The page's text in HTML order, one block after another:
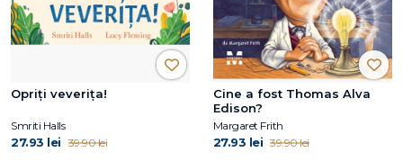
Opriți veverița!
Smriti Halls
27.93 lei 39.90 lei
Cine a fost Thomas Alva
Edison?
Margaret Frith
27.93 lei 39.90 lei